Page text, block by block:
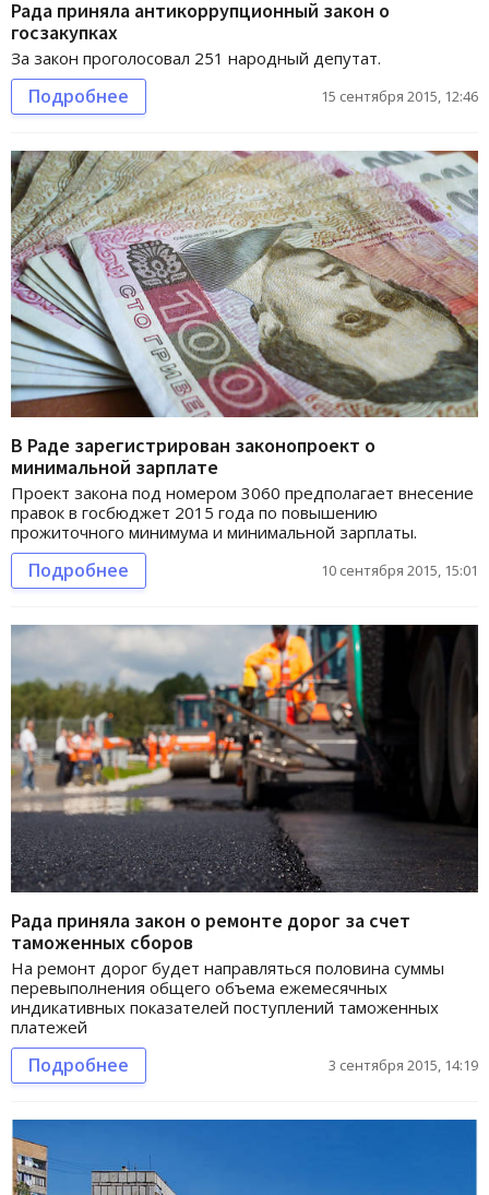
Рада приняла антикоррупционный закон о
госзакупках
За закон проголосовал 251 народный депутат.
Подробнее 15 сентября 2015, 12:46
В Раде зарегистрирован законопроект о
минимальной зарплате
Проект закона под номером 3060 предполагает внесение
правок в госбюджет 2015 года по повышению
прожиточного минимума и минимальной зарплаты.
Подробнее 10 сентября 2015, 15:01
Рада приняла закон о ремонте дорог за счет
таможенных сборов
На ремонт дорог будет направляться половина суммы
перевыполнения общего объема ежемесячных
индикативных показателей поступлений таможенных
платежей
Подробнее 3 сентября 2015, 14:19